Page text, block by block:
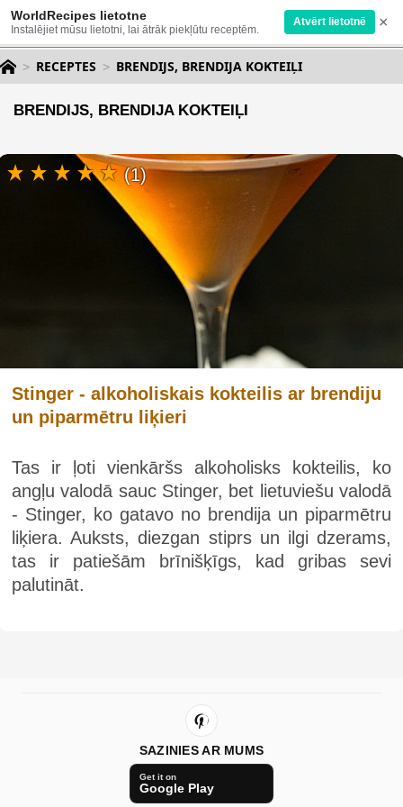
WorldRecipes lietotne
Instalējiet mūsu lietotni, lai ātrāk piekļūtu receptēm.
Atvērt lietotnē ×
RECEPTES BRENDIJS, BRENDIJA KOKTEIĻI
BRENDIJS, BRENDIJA KOKTEIĻI
Stinger - alkoholiskais kokteilis ar brendiju
un piparmētru liķieri
Tas ir ļoti vienkāršs alkoholisks kokteilis, ko
angļu valodā sauc Stinger, bet lietuviešu valodā
- Stinger, ko gatavo no brendija un piparmētru
liķiera. Auksts, diezgan stiprs un ilgi dzerams,
tas ir patiešām brīnišķīgs, kad gribas sevi
palutināt.
(1)
SAZINIES AR MUMS
Get it on
Google Play